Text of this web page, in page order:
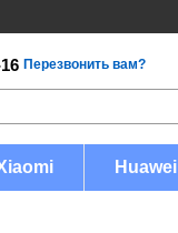
Перезвонить вам?
Huawei